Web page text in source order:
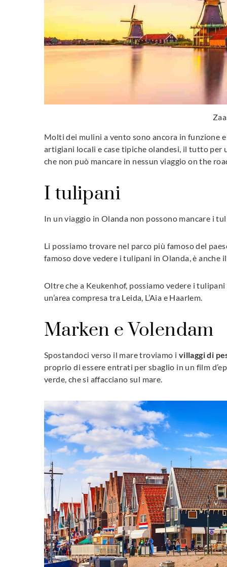
Molti dei mulini a vento sono ancora in funzione
artigiani locali e case tipiche olandesi, il tutto per
che non può mancare in nessun viaggio on the
I tulipani
In un viaggio in Olanda non possono mancare i
Li possiamo trovare nel parco più famoso del
famoso dove vedere i tulipani in Olanda, è anche
Oltre che a Keukenhof, possiamo vedere i
un’area compresa tra Leida, L’Aia e Haarlem.
Marken e Volendam
Spostandoci verso il mare troviamo i villaggi di
proprio di essere entrati per sbaglio in un film
verde, che si affacciano sul mare.